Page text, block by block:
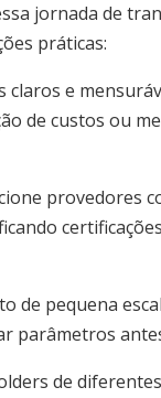
jornada de
práticas:
claros e
de custos ou
provedores
de pequena
parâmetros
de